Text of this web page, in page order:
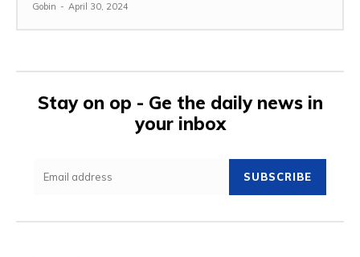
Gobin - April 30, 2024
Stay on op - Ge the daily news in
your inbox
SUBSCRIBE